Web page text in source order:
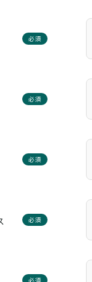
必須
必須
必須
必須
必須